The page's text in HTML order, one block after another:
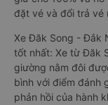
đặt vé và đổi trả vé
Xe Đăk Song - Đắk
tốt nhất: Xe từ Đăk
giường nằm đôi
bình với điểm đánh
phản hồi của hành